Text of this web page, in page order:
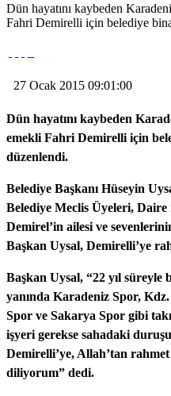
Dün hayatını kaybeden
Fahri Demirelli için belediye
27 Ocak 2015 09:01:00
Dün hayatını kaybeden
emekli Fahri Demirelli için
düzenlendi.
Belediye Başkanı Hüseyin
Belediye Meclis Üyeleri,
Demirel’in ailesi ve
Başkan Uysal, Demirelli’ye
Başkan Uysal, “22 yıl süreyle
yanında Karadeniz Spor,
Spor ve Sakarya Spor gibi
işyeri gerekse sahadaki
Demirelli’ye, Allah’tan rahmet
diliyorum” dedi.